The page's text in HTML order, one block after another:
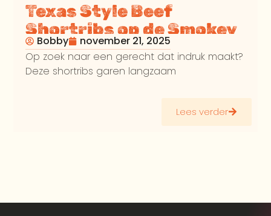
Texas Style Beef
Shortribs op de Smokey
Bandit
Bobby
november 21, 2025
Op zoek naar een gerecht dat indruk maakt?
Deze shortribs garen langzaam
Lees verder